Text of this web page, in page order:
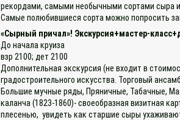
рекордами, самыми необычными сортами сыра
Самые полюбившиеся сорта можно попросить
«Сырный причал»! Экскурсия+мастер-
До начала круиза
взр 2100; дет 2100
Дополнительная экскурсия (не входит в
градостроительного искусства. Торговый
Большие мучные ряды, Пряничные, Табачные,
каланча (1823-1860)- своеобразная визитная
плесенью, увидеть как старшие сыры